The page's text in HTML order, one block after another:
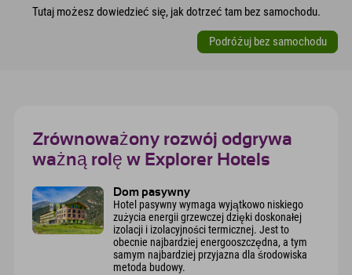
Tutaj możesz dowiedzieć się, jak dotrzeć tam bez samochodu.
Podróżuj bez samochodu
Zrównoważony rozwój odgrywa
ważną rolę w Explorer Hotels
Dom pasywny
Hotel pasywny wymaga wyjątkowo niskiego
zużycia energii grzewczej dzięki doskonałej
izolacji i izolacyjności termicznej. Jest to
obecnie najbardziej energooszczędna, a tym
samym najbardziej przyjazna dla środowiska
metoda budowy.